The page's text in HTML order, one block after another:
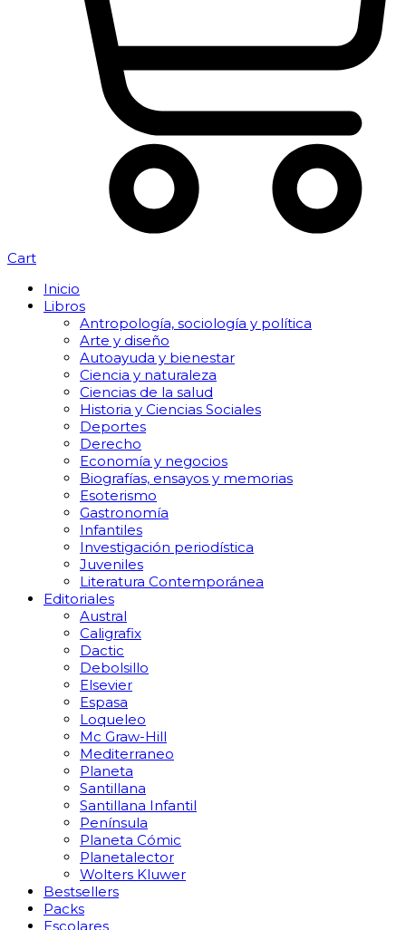
Cart
Inicio
Libros
Antropología, sociología y política
Arte y diseño
Autoayuda y bienestar
Ciencia y naturaleza
Ciencias de la salud
Historia y Ciencias Sociales
Deportes
Derecho
Economía y negocios
Biografías, ensayos y memorias
Esoterismo
Gastronomía
Infantiles
Investigación periodística
Juveniles
Literatura Contemporánea
Editoriales
Austral
Caligrafix
Dactic
Debolsillo
Elsevier
Espasa
Loqueleo
Mc Graw-Hill
Mediterraneo
Planeta
Santillana
Santillana Infantil
Península
Planeta Cómic
Planetalector
Wolters Kluwer
Bestsellers
Packs
Escolares